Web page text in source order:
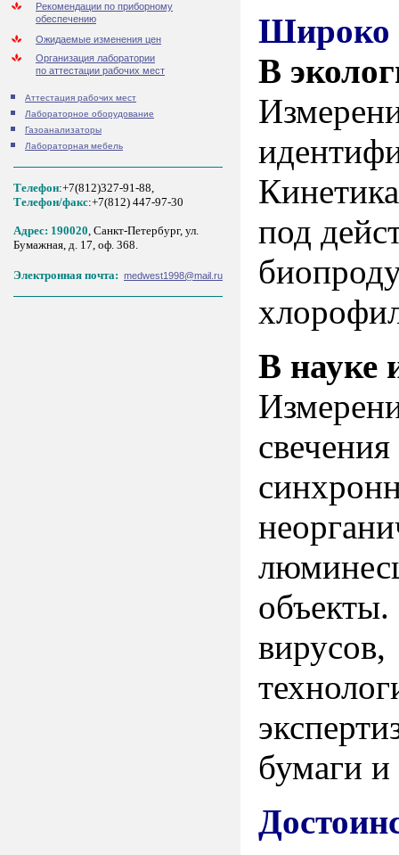
Рекомендации по приборному
обеспечению
Ожидаемые изменения цен
Организация лаборатории
по аттестации рабочих мест
Аттестация рабочих мест
Лабораторное оборудование
Газоанализаторы
Лабораторная мебель
Телефон:+7(812)327-91-88,
Tелефон/факс:+7(812) 447-97-30
Адрес: 190020, Санкт-Петербург, ул.
Бумажная, д. 17, оф. 368.
Электронная почта: medwest1998@mail.ru
Широко
В
под
В науке
бумаги и